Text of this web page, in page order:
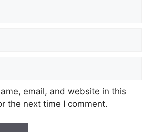
email, and website in this
the next time I comment.